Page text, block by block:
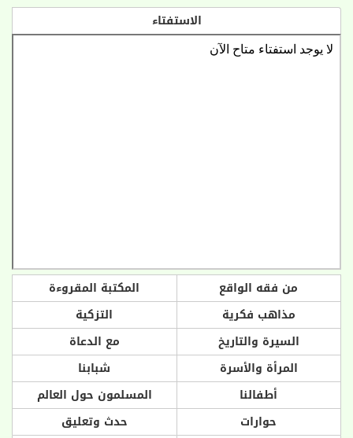
الاستفتاء
من فقه الواقع
المكتبة المقروءة
مذاهب فكرية
التزكية
السيرة والتاريخ
مع الدعاة
المرأة والأسرة
شبابنا
أطفالنا
المسلمون حول العالم
حوارات
حدث وتعليق